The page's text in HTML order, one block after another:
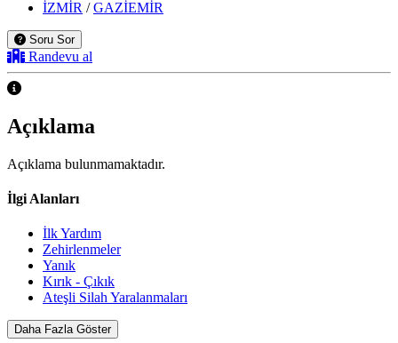
İZMİR /GAZİEMİR
Soru Sor
Randevu al
Açıklama
Açıklama bulunmamaktadır.
İlgi Alanları
İlk Yardım
Zehirlenmeler
Yanık
Kırık - Çıkık
Ateşli Silah Yaralanmaları
Daha Fazla Göster